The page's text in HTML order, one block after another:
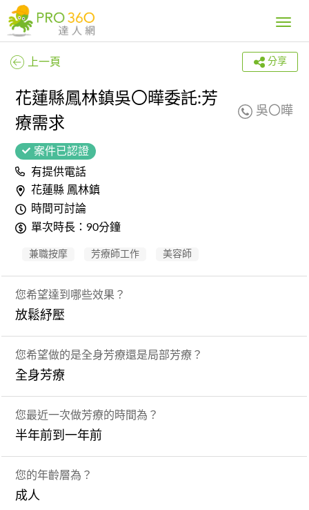
Toggle
上一頁 分享
花蓮縣鳳林鎮吳〇曄委託:芳
療需求
吳〇曄
案件已認證
有提供電話
花蓮縣 鳳林鎮
時間可討論
單次時長：90分鐘
兼職按摩 芳療師工作 美容師
您希望達到哪些效果？
放鬆紓壓
您希望做的是全身芳療還是局部芳療？
全身芳療
您最近一次做芳療的時間為？
半年前到一年前
您的年齡層為？
成人